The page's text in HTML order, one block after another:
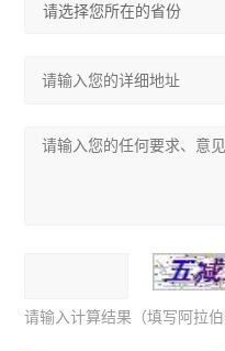
请输入计算结果（填写阿拉